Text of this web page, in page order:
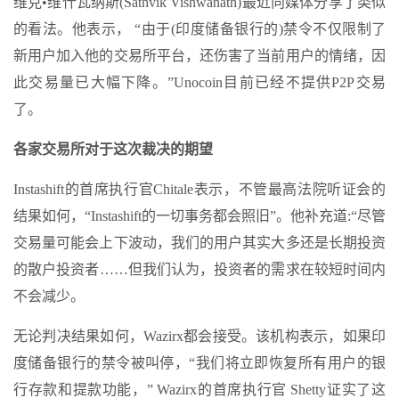
的看法。他表示， “由于(印度储备银行的)禁令不仅限制了
新用户加入他的交易所平台，还伤害了当前用户的情绪，因
此交易量已大幅下降。”Unocoin目前已经不提供P2P交易
了。
各家交易所对于这次裁决的期望
Instashift的首席执行官Chitale表示，不管最高法院听证会的
结果如何，“Instashift的一切事务都会照旧”。他补充道:“尽管
交易量可能会上下波动，我们的用户其实大多还是长期投资
的散户投资者……但我们认为，投资者的需求在较短时间内
不会减少。
无论判决结果如何，Wazirx都会接受。该机构表示，如果印
度储备银行的禁令被叫停，“我们将立即恢复所有用户的银
行存款和提款功能，” Wazirx的首席执行官 Shetty证实了这